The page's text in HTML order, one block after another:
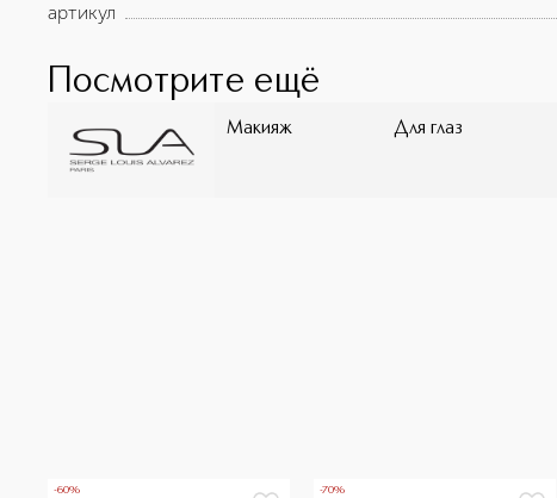
артикул
Посмотрите ещё
Макияж Для глаз
-60%
-70%